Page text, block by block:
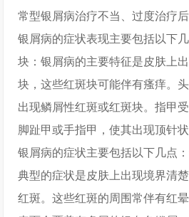
常型银屑病治疗不当、过度治疗后
银屑病的症状表现主要包括以下
块：银屑病的主要特征是皮肤上
块，这些红斑块可能伴有瘙痒。
出现鳞屑性红斑或红斑块。指甲
脚趾甲或手指甲，使其出现顶针状
银屑病的症状主要包括以下几点
典型的症状是皮肤上出现境界清
红斑。这些红斑的周围常伴有红